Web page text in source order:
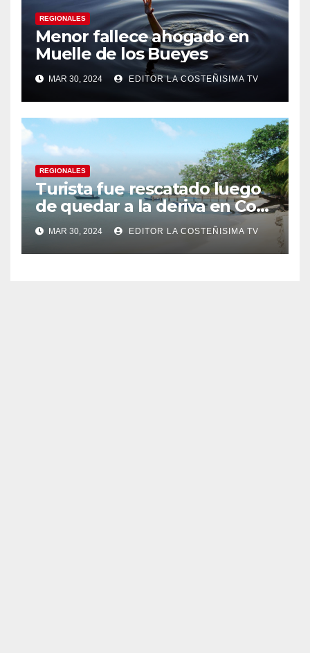
REGIONALES
Menor fallece ahogado en
Muelle de los Bueyes
MAR 30, 2024 EDITOR LA COSTEÑISIMA TV
REGIONALES
Turista fue rescatado luego
de quedar a la deriva en Corn
Island
MAR 30, 2024 EDITOR LA COSTEÑISIMA TV